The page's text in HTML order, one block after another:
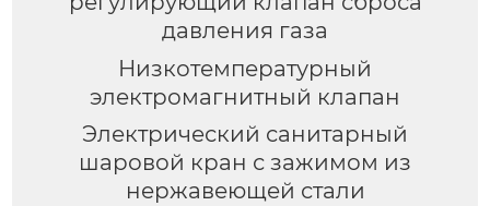
давления газа
Низкотемпературный
электромагнитный клапан
Электрический санитарный
шаровой кран с зажимом из
нержавеющей стали